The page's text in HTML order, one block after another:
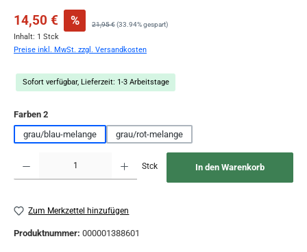
Verkaufspreis:
14,50 € % Regulärer Preis:
21,95 €(33.94% gespart)
Inhalt: 1 Stck
Preise inkl. MwSt. zzgl. Versandkosten
Sofort verfügbar, Lieferzeit: 1-3 Arbeitstage
Farben 2auswählen
grau/blau-melange
grau/rot-melange
Stck In den Warenkorb
Zum Merkzettel hinzufügen
Produktnummer: 000001388601